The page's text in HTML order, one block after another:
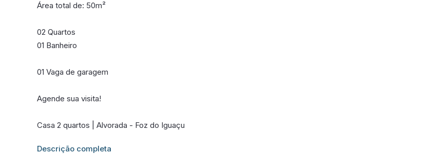
Área total de: 50m²
02 Quartos
01 Banheiro
01 Vaga de garagem
Agende sua visita!
Casa 2 quartos | Alvorada - Foz do Iguaçu
Informações adicionais sobre este imóvel estarão disponíveis em breve.
Descrição completa